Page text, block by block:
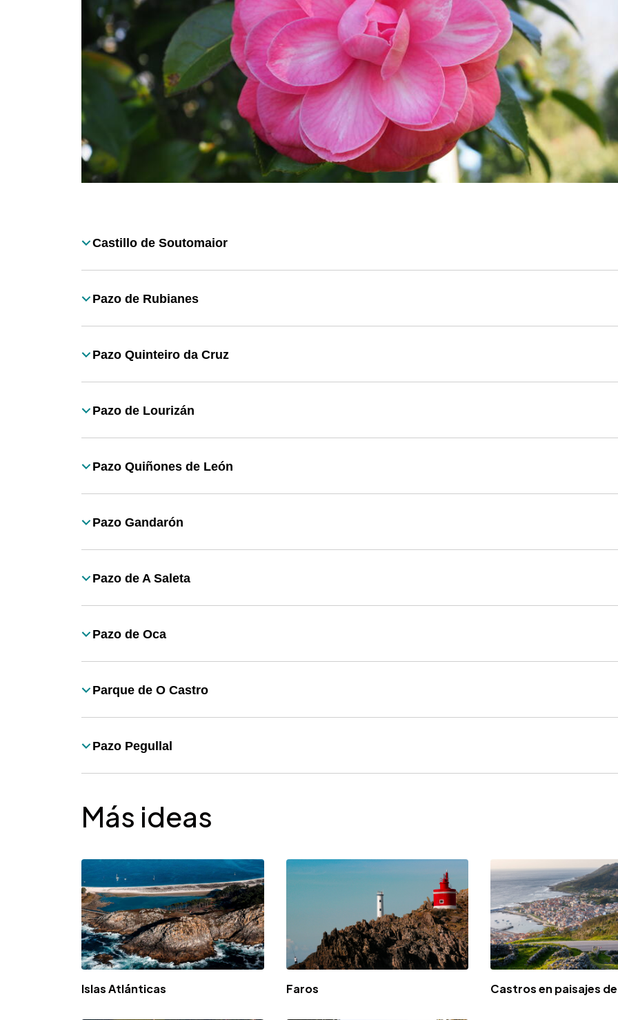
Título
Castillo de Soutomaior
Título
Pazo de Rubianes
Título
Pazo Quinteiro da Cruz
Título
Pazo de Lourizán
Título
Pazo Quiñones de León
Título
Pazo Gandarón
Título
Pazo de A Saleta
Título
Pazo de Oca
Título
Parque de O Castro
Título
Pazo Pegullal
Más ideas
Islas Atlánticas Faros Castros en paisajes